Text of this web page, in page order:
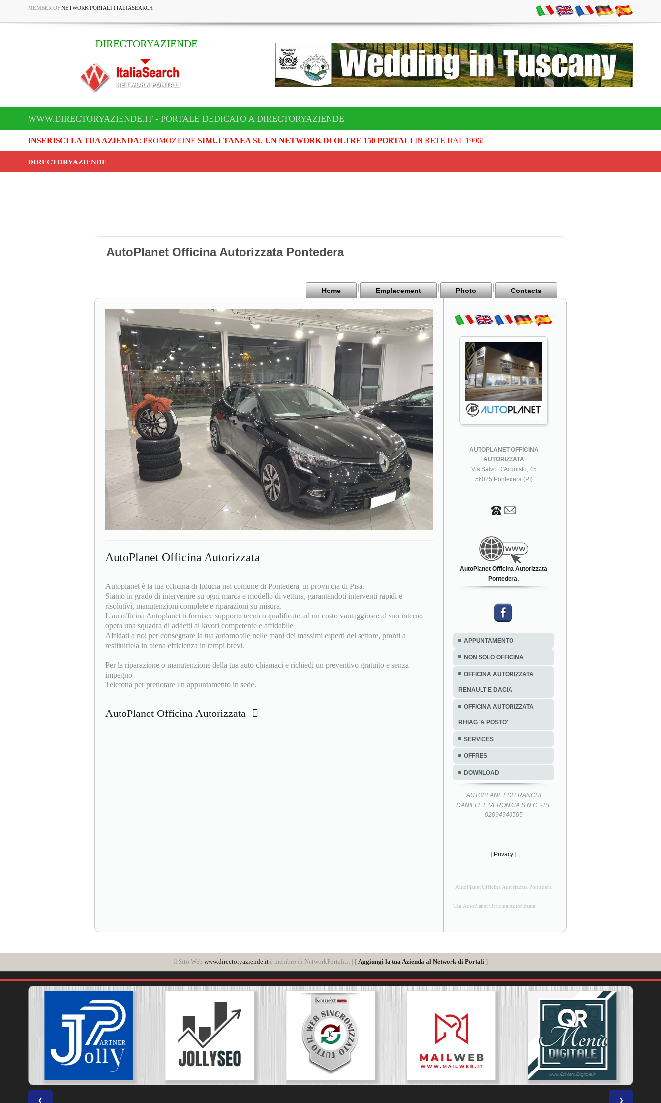
MEMBER OF NETWORK PORTALI ITALIASEARCH
DIRECTORYAZIENDE
WWW.DIRECTORYAZIENDE.IT - PORTALE DEDICATO A DIRECTORYAZIENDE
INSERISCI LA TUA AZIENDA: PROMOZIONE SIMULTANEA SU UN NETWORK DI OLTRE 150 PORTALIIN RETE DAL 1996!
DIRECTORYAZIENDE
AutoPlanet Officina Autorizzata Pontedera
Home Emplacement Photo Contacts
AutoPlanet Officina Autorizzata
Autoplanet è la tua officina di fiducia nel comune di Pontedera, in provincia di Pisa.
Siamo in grado di intervenire su ogni marca e modello di vettura, garantendoti interventi rapidi e
risolutivi, manutenzioni complete e riparazioni su misura.
L'autofficina Autoplanet ti fornisce supporto tecnico qualificato ad un costo vantaggioso: al suo interno
opera una squadra di addetti ai lavori competente e affidabile
Affidati a noi per consegnare la tua automobile nelle mani dei massimi esperti del settore, pronti a
restituirtela in piena efficienza in tempi brevi.
Per la riparazione o manutenzione della tua auto chiamaci e richiedi un preventivo gratuito e senza
impegno
Telefona per prenotare un appuntamento in sede.
AutoPlanet Officina Autorizzata
AUTOPLANET OFFICINA
AUTORIZZATA
Via Salvo D'Acquisto, 45
56025 Pontedera (PI)
AutoPlanet Officina Autorizzata
Pontedera,
APPUNTAMENTO
NON SOLO OFFICINA
OFFICINA AUTORIZZATA
RENAULT E DACIA
OFFICINA AUTORIZZATA
RHIAG 'A POSTO'
SERVICES
OFFRES
DOWNLOAD
AUTOPLANET DI FRANCHI
DANIELE E VERONICA S.N.C. - P.I.
02094940505
[ Privacy ]
AutoPlanet Officina Autorizzata Pontedera
Tag AutoPlanet Officina Autorizzata
il Sito Web www.directoryaziende.it è membro di NetworkPortali.it | [ Aggiungi la tua Azienda al Network di Portali ]
❮ ❯